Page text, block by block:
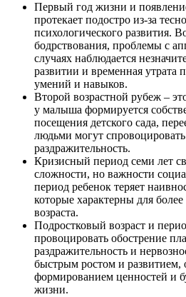
Первый год жизни и
протекает подостро из-за
психологического развития.
бодрствования, проблемы с
случаях наблюдается
развитии и временная утрата
умений и навыков.
Второй возрастной рубеж –
у малыша формируется
посещения детского сада,
людьми могут
раздражительность.
Кризисный период семи лет
сложности, но важности
период ребенок теряет
которые характерны для более
возраста.
Подростковый возраст и
провоцировать обострение
раздражительность и
быстрым ростом и развитием,
формированием ценностей и
жизни.